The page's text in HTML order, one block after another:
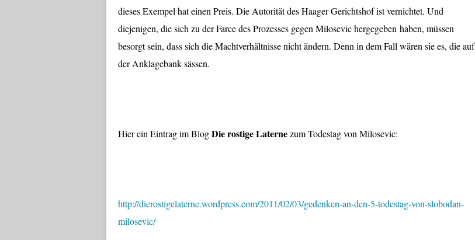
dieses Exempel hat einen Preis. Die Autorität des Haager Gerichtshof ist vernichtet. Und
diejenigen, die sich zu der Farce des Prozesses gegen Milosevic hergegeben haben, müssen
besorgt sein, dass sich die Machtverhältnisse nicht ändern. Denn in dem Fall wären sie es, die auf
der Anklagebank sässen.
Hier ein Eintrag im BlogDie rostige Laternezum Todestag von Milosevic:
http://dierostigelaterne.wordpress.com/2011/02/03/gedenken-an-den-5-todestag-von-slobodan-
milosevic/